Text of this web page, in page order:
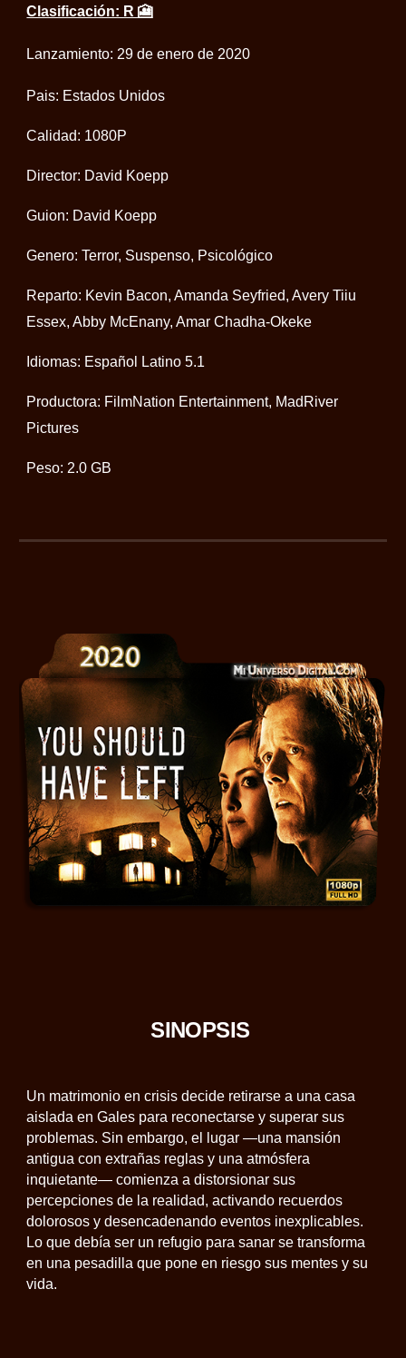
Clasificación: R 🎦
Lanzamiento: 29 de enero de 2020
Pais: Estados Unidos
Calidad: 1080P
Director: David Koepp
Guion: David Koepp
Genero: Terror, Suspenso, Psicológico
Reparto: Kevin Bacon, Amanda Seyfried, Avery Tiiu
Essex, Abby McEnany, Amar Chadha-Okeke
Idiomas: Español Latino 5.1
Productora: FilmNation Entertainment, MadRiver
Pictures
Peso: 2.0 GB
SINOPSIS
Un matrimonio en crisis decide retirarse a una casa
aislada en Gales para reconectarse y superar sus
problemas. Sin embargo, el lugar —una mansión
antigua con extrañas reglas y una atmósfera
inquietante— comienza a distorsionar sus
percepciones de la realidad, activando recuerdos
dolorosos y desencadenando eventos inexplicables.
Lo que debía ser un refugio para sanar se transforma
en una pesadilla que pone en riesgo sus mentes y su
vida.